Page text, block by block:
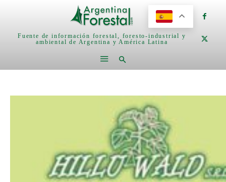
Fuente de información forestal, foresto-industrial y
ambiental de Argentina y América Latina